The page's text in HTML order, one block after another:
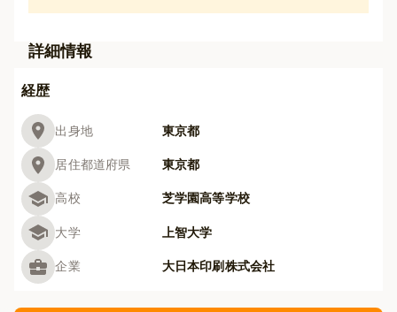
詳細情報
経歴
出身地 東京都
居住都道府県 東京都
高校 芝学園高等学校
大学 上智大学
企業 大日本印刷株式会社